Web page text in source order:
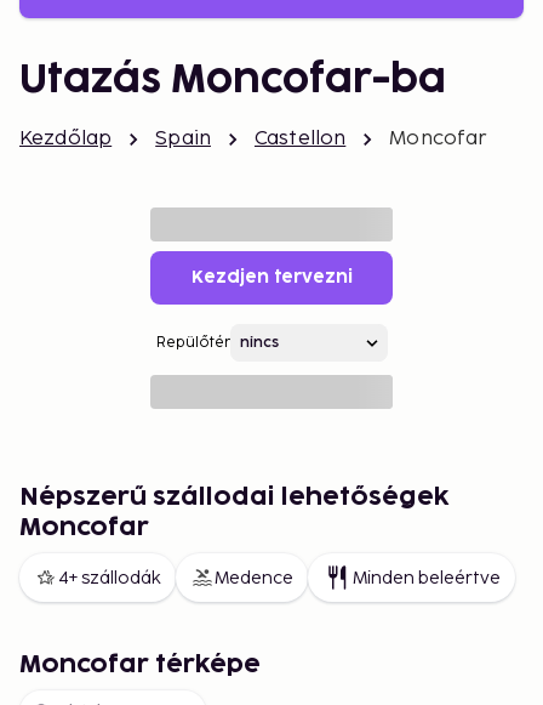
Utazás Moncofar-ba
Kezdőlap Spain Castellon Moncofar
Kezdjen tervezni
Repülőtér
Népszerű szállodai lehetőségek
Moncofar
4+ szállodák Medence Minden beleértve
Moncofar térképe